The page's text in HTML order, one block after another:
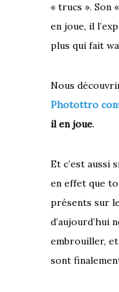
« trucs ». Son
en joue, il
plus qui fait
Nous
Photottro
il en joue.
Et c’est aussi
en effet que
présents sur
d’aujourd’hui
embrouiller,
sont